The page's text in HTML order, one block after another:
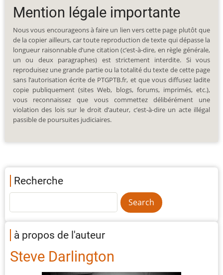
Mention légale importante
Nous vous encourageons à faire un lien vers cette page plutôt que
de la copier ailleurs, car toute reproduction de texte qui dépasse la
longueur raisonnable d’une citation (c’est-à-dire, en règle générale,
un ou deux paragraphes) est strictement interdite. Si vous
reproduisez une grande partie ou la totalité du texte de cette page
sans l’autorisation écrite de PTGPTB.fr, et que vous diffusez ladite
copie publiquement (sites Web, blogs, forums, imprimés, etc.),
vous reconnaissez que vous commettez délibérément une
violation des lois sur le droit d’auteur, c’est-à-dire un acte illégal
passible de poursuites judiciaires.
Recherche
à propos de l'auteur
Steve Darlington